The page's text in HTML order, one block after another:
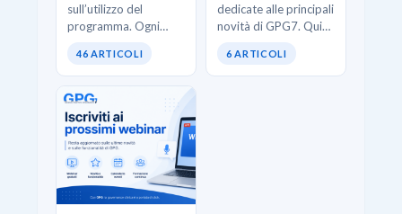
sull’utilizzo del
programma. Ogni
funzione specifica di
GPG e mostra come
usarla correttamente
senza teoria inutile.
Ideali quando…
46 ARTICOLI
dedicate alle principali
novità di GPG7. Qui
strutturati che
spiegano come
6 ARTICOLI